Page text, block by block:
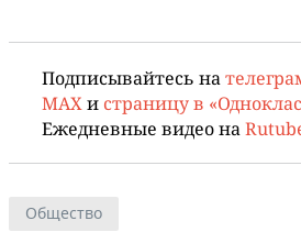
Подписывайтесь на
MAXи страницу в
Ежедневные видео на
Общество